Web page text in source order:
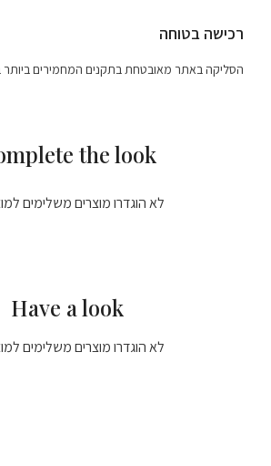
רכישה בטוחה
הסליקה באתר מאובטחת בתקנים המחמירים ביותר
the look
לא הוגדרו מוצרים משלימים
Have a look
לא הוגדרו מוצרים משלימים